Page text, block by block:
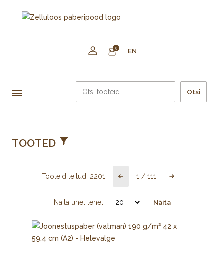
0 EN
Otsi
TOOTED
Tooteid leitud: 2201 1 / 111
Näita ühel lehel: Näita